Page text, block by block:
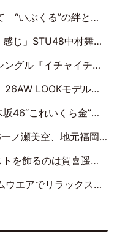
絆と後輩・龍頭綺音の決意
村舞、新しい挑戦は自らの手で
メーションは『日向坂で会いましょう』にて発表
LOOKモデルに就任
長中は今回もわちゃわちゃ全開
んべい25周年トップサポーター』に就任
「5年分大人になった私を見ていただけたら」
を見て成長を感じていただけるとうれしい」